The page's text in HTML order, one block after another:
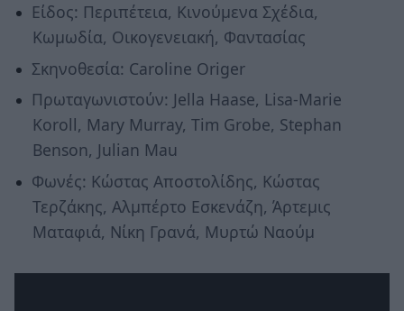
Είδος: Περιπέτεια, Κινούμενα Σχέδια,
Κωμωδία, Οικογενειακή, Φαντασίας
Σκηνοθεσία: Caroline Origer
Πρωταγωνιστούν: Jella Haase, Lisa-Marie
Koroll, Mary Murray, Tim Grobe, Stephan
Benson, Julian Mau
Φωνές: Κώστας Αποστολίδης, Κώστας
Τερζάκης, Αλμπέρτο Εσκενάζη, Άρτεμις
Ματαφιά, Νίκη Γρανά, Μυρτώ Ναούμ